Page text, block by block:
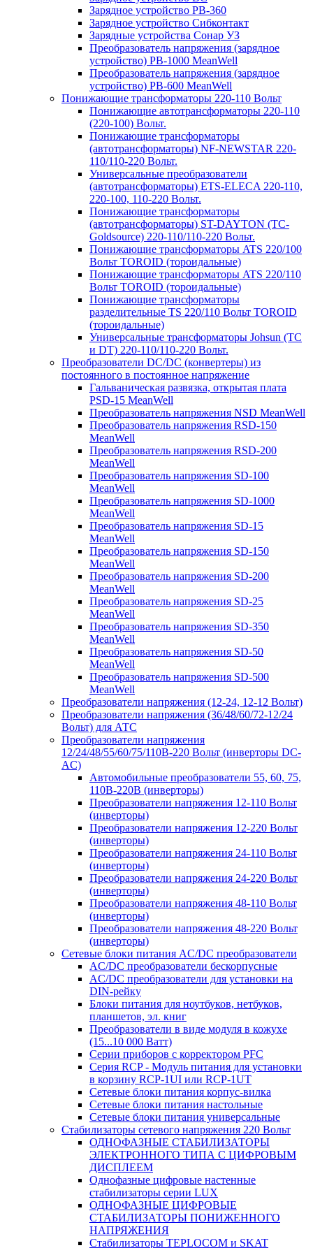
Зарядное устройство PB-360
Зарядное устройство Сибконтакт
Зарядные устройства Сонар УЗ
Преобразователь напряжения (зарядное
устройство) PB-1000 MeanWell
Преобразователь напряжения (зарядное
устройство) PB-600 MeanWell
Понижающие трансформаторы 220-110 Вольт
Понижающие автотрансформаторы 220-110
(220-100) Вольт.
Понижающие трансформаторы
(автотрансформаторы) NF-NEWSTAR 220-
110/110-220 Вольт.
Универсальные преобразователи
(автотрансформаторы) ETS-ELECA 220-110,
220-100, 110-220 Вольт.
Понижающие трансформаторы
(автотрансформаторы) ST-DAYTON (TC-
Goldsource) 220-110/110-220 Вольт.
Понижающие трансформаторы ATS 220/100
Вольт TOROID (тороидальные)
Понижающие трансформаторы ATS 220/110
Вольт TOROID (тороидальные)
Понижающие трансформаторы
разделительные TS 220/110 Вольт TOROID
(тороидальные)
Универсальные трансформаторы Johsun (TС
и DT) 220-110/110-220 Вольт.
Преобразователи DC/DC (конвертеры) из
постоянного в постоянное напряжение
Гальваническая развязка, открытая плата
PSD-15 MeanWell
Преобразователь напряжения NSD MeanWell
Преобразователь напряжения RSD-150
MeanWell
Преобразователь напряжения RSD-200
MeanWell
Преобразователь напряжения SD-100
MeanWell
Преобразователь напряжения SD-1000
MeanWell
Преобразователь напряжения SD-15
MeanWell
Преобразователь напряжения SD-150
MeanWell
Преобразователь напряжения SD-200
MeanWell
Преобразователь напряжения SD-25
MeanWell
Преобразователь напряжения SD-350
MeanWell
Преобразователь напряжения SD-50
MeanWell
Преобразователь напряжения SD-500
MeanWell
Преобразователи напряжения (12-24, 12-12 Вольт)
Преобразователи напряжения (36/48/60/72-12/24
Вольт) для АТС
Преобразователи напряжения
12/24/48/55/60/75/110В-220 Вольт (инверторы DC-
AC)
Автомобильные преобразователи 55, 60, 75,
110В-220В (инверторы)
Преобразователи напряжения 12-110 Вольт
(инверторы)
Преобразователи напряжения 12-220 Вольт
(инверторы)
Преобразователи напряжения 24-110 Вольт
(инверторы)
Преобразователи напряжения 24-220 Вольт
(инверторы)
Преобразователи напряжения 48-110 Вольт
(инверторы)
Преобразователи напряжения 48-220 Вольт
(инверторы)
Сетевые блоки питания AC/DC преобразователи
AC/DC преобразователи бескорпусные
AC/DC преобразователи для установки на
DIN-рейку
Блоки питания для ноутбуков, нетбуков,
планшетов, эл. книг
Преобразователи в виде модуля в кожухе
(15...10 000 Ватт)
Серии приборов с корректором PFC
Серия RCP - Модуль питания для установки
в корзину RCP-1UI или RCP-1UT
Сетевые блоки питания корпус-вилка
Сетевые блоки питания настольные
Сетевые блоки питания универсальные
Стабилизаторы сетевого напряжения 220 Вольт
ОДНОФАЗНЫЕ СТАБИЛИЗАТОРЫ
ЭЛЕКТРОННОГО ТИПА С ЦИФРОВЫМ
ДИСПЛЕЕМ
Однофазные цифровые настенные
стабилизаторы серии LUX
ОДНОФАЗНЫЕ ЦИФРОВЫЕ
СТАБИЛИЗАТОРЫ ПОНИЖЕННОГО
НАПРЯЖЕНИЯ
Стабилизаторы TEPLOCOM и SKAT